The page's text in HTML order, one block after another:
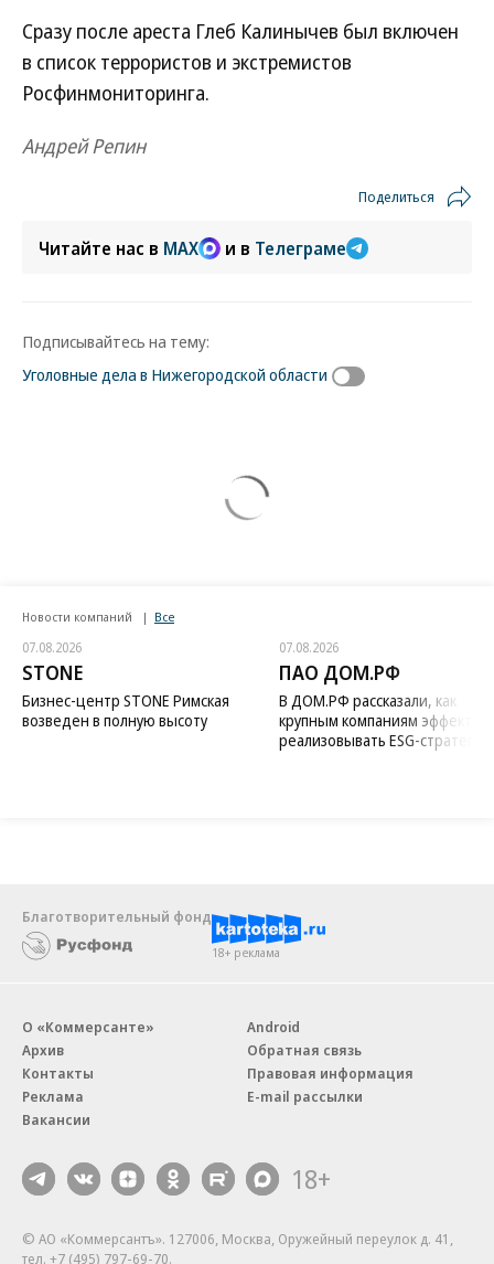
Сразу после ареста Глеб Калинычев был включен
в список террористов и экстремистов
Росфинмониторинга.
Андрей Репин
Поделиться
Читайте нас в MAX и в Телеграме
Подписывайтесь на тему:
Уголовные дела в Нижегородской области
Новости компаний Все
07.08.2026
STONE
Бизнес-центр STONE Римская
возведен в полную высоту
07.08.2026
ПАО ДОМ.РФ
В ДОМ.РФ рассказали, как
крупным компаниям
реализовывать ESG-стратегию
Благотворительный фонд
18+ реклама
О «Коммерсанте»
Архив
Контакты
Реклама
Вакансии
Android
Обратная связь
Правовая информация
E-mail рассылки
18+
© АО «Коммерсантъ». 127006, Москва, Оружейный переулок д. 41,
тел. +7 (495) 797-69-70.